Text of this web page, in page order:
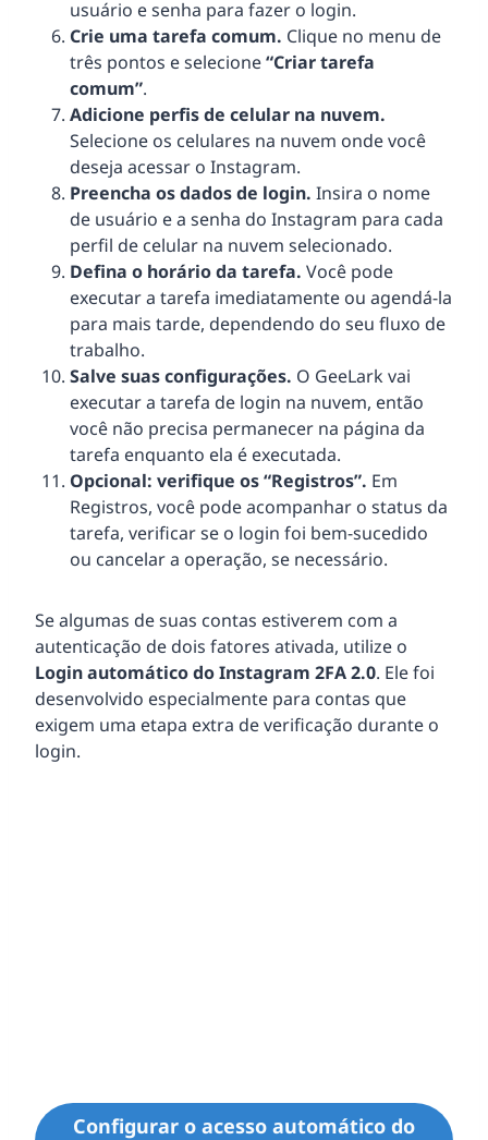
usuário e senha para fazer o login.
Crie uma tarefa comum. Clique no menu de
três pontos e selecione“Criar tarefa
comum”.
Adicione perfis de celular na nuvem.
Selecione os celulares na nuvem onde você
deseja acessar o Instagram.
Preencha os dados de login. Insira o nome
de usuário e a senha do Instagram para cada
perfil de celular na nuvem selecionado.
Defina o horário da tarefa. Você pode
executar a tarefa imediatamente ou agendá-la
para mais tarde, dependendo do seu fluxo de
trabalho.
Salve suas configurações. O GeeLark vai
executar a tarefa de login na nuvem, então
você não precisa permanecer na página da
tarefa enquanto ela é executada.
Opcional: verifique os “Registros”. Em
Registros, você pode acompanhar o status da
tarefa, verificar se o login foi bem-sucedido
ou cancelar a operação, se necessário.
Se algumas de suas contas estiverem com a
autenticação de dois fatores ativada, utilize o
Login automático do Instagram 2FA 2.0. Ele foi
desenvolvido especialmente para contas que
exigem uma etapa extra de verificação durante o
login.
Configurar o acesso automático do